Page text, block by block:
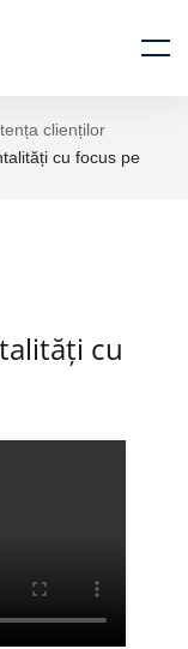
clienților
cu focus pe
cu